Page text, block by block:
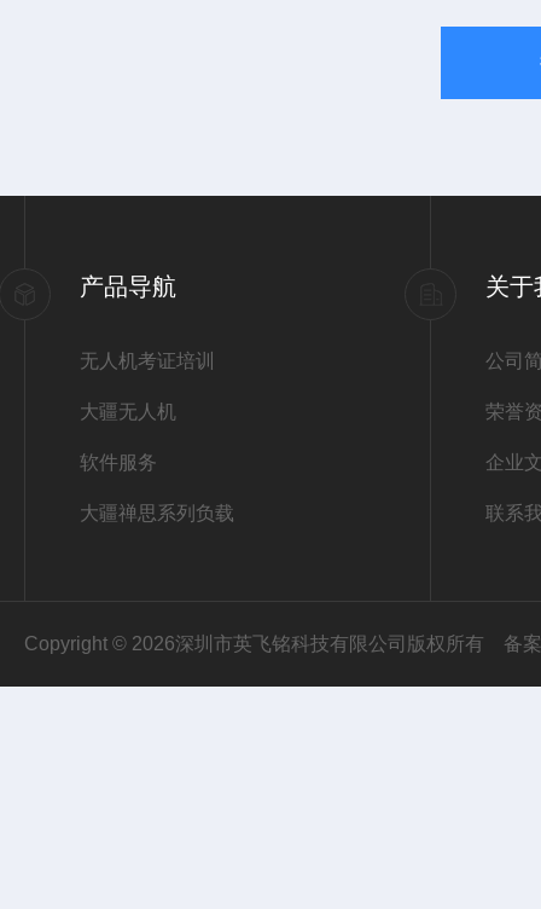
产品导航
无人机考证培训
大疆无人机
软件服务
大疆禅思系列负载
关于
公司
荣誉
企业
联系
Copyright © 2026深圳市英飞铭科技有限公司版权所有 备